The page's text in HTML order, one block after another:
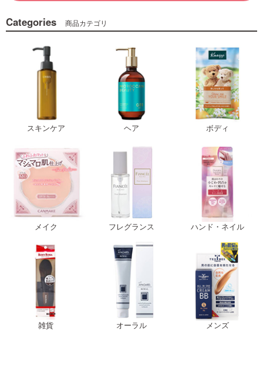
Categories 商品カテゴリ
スキンケア ヘア ボディ
メイク フレグランス ハンド・ネイル
雑貨 オーラル メンズ